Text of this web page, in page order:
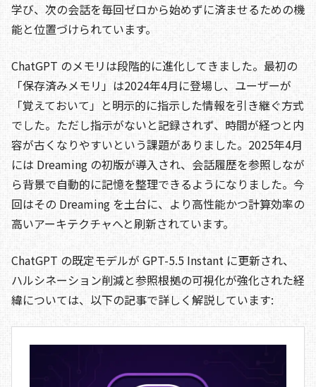
学び、次の会話を毎回ゼロから始めずに済ませるための機
能と位置づけられています。
ChatGPT のメモリは段階的に進化してきました。最初の
「保存済みメモリ」は2024年4月に登場し、ユーザーが
「覚えておいて」と明示的に指示した情報を引き継ぐ方式
でした。ただし指示がないと記録されず、時間が経つと内
容が古くなりやすいという課題がありました。2025年4月
には Dreaming の初版が導入され、会話履歴を参照しなが
ら背景で自動的に記憶を整理できるようになりました。今
回はその Dreaming を土台に、より高性能かつ計算効率の
高いアーキテクチャへと刷新されています。
ChatGPT の既定モデルが GPT-5.5 Instant に更新され、
ハルシネーション削減と参照根拠の可視化が強化された経
緯については、以下の記事で詳しく解説しています: